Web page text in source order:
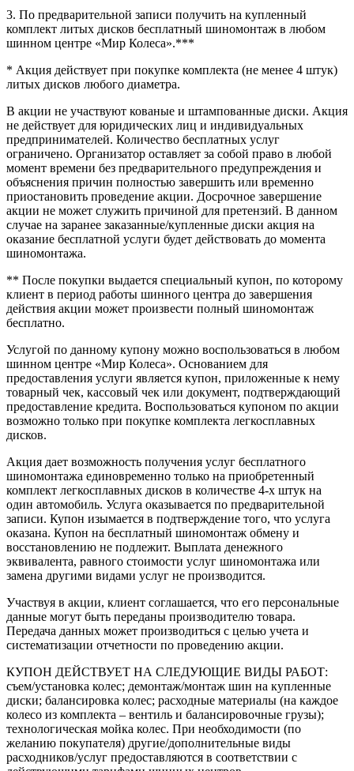
3. По предварительной записи получить на купленный
комплект литых дисков бесплатный шиномонтаж в любом
шинном центре «Мир Колеса».***
* Акция действует при покупке комплекта (не менее 4 штук)
литых дисков любого диаметра.
В акции не участвуют кованые и штампованные диски. Акция
не действует для юридических лиц и индивидуальных
предпринимателей. Количество бесплатных услуг
ограничено. Организатор оставляет за собой право в любой
момент времени без предварительного предупреждения и
объяснения причин полностью завершить или временно
приостановить проведение акции. Досрочное завершение
акции не может служить причиной для претензий. В данном
случае на заранее заказанные/купленные диски акция на
оказание бесплатной услуги будет действовать до момента
шиномонтажа.
** После покупки выдается специальный купон, по которому
клиент в период работы шинного центра до завершения
действия акции может произвести полный шиномонтаж
бесплатно.
Услугой по данному купону можно воспользоваться в любом
шинном центре «Мир Колеса». Основанием для
предоставления услуги является купон, приложенные к нему
товарный чек, кассовый чек или документ, подтверждающий
предоставление кредита. Воспользоваться купоном по акции
возможно только при покупке комплекта легкосплавных
дисков.
Акция дает возможность получения услуг бесплатного
шиномонтажа единовременно только на приобретенный
комплект легкосплавных дисков в количестве 4-х штук на
один автомобиль. Услуга оказывается по предварительной
записи. Купон изымается в подтверждение того, что услуга
оказана. Купон на бесплатный шиномонтаж обмену и
восстановлению не подлежит. Выплата денежного
эквивалента, равного стоимости услуг шиномонтажа или
замена другими видами услуг не производится.
Участвуя в акции, клиент соглашается, что его персональные
данные могут быть переданы производителю товара.
Передача данных может производиться с целью учета и
систематизации отчетности по проведению акции.
КУПОН ДЕЙСТВУЕТ НА СЛЕДУЮЩИЕ ВИДЫ РАБОТ:
cъем/установка колес; демонтаж/монтаж шин на купленные
диски; балансировка колес; расходные материалы (на каждое
колесо из комплекта – вентиль и балансировочные грузы);
технологическая мойка колес. При необходимости (по
желанию покупателя) другие/дополнительные виды
расходников/услуг предоставляются в соответствии с